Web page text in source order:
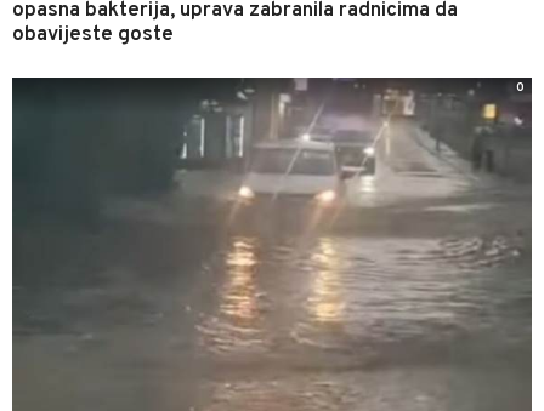
opasna bakterija, uprava zabranila radnicima da
obavijeste goste
0